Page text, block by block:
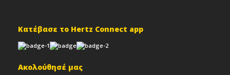
Κατέβασε το Hertz Connect app
Ακολούθησέ μας